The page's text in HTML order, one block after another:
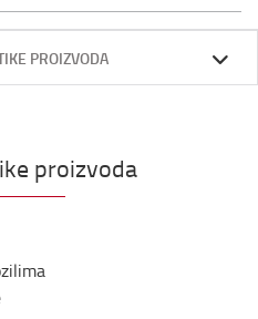
PROIZVODA
proizvoda